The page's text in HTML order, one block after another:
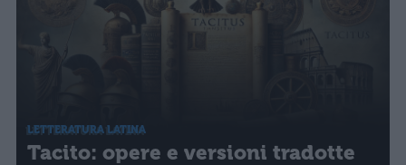
LETTERATURA LATINA
Tacito: opere e versioni tradotte